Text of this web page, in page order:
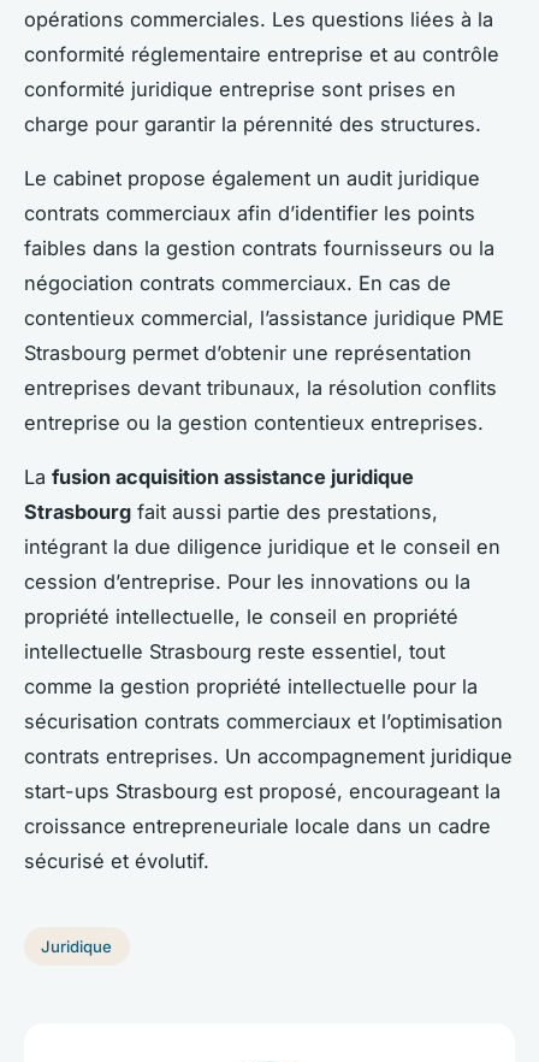
opérations commerciales. Les questions liées à la
conformité réglementaire entreprise et au contrôle
conformité juridique entreprise sont prises en
charge pour garantir la pérennité des structures.
Le cabinet propose également un audit juridique
contrats commerciaux afin d’identifier les points
faibles dans la gestion contrats fournisseurs ou la
négociation contrats commerciaux. En cas de
contentieux commercial, l’assistance juridique PME
Strasbourg permet d’obtenir une représentation
entreprises devant tribunaux, la résolution conflits
entreprise ou la gestion contentieux entreprises.
La fusion acquisition assistance juridique
Strasbourg fait aussi partie des prestations,
intégrant la due diligence juridique et le conseil en
cession d’entreprise. Pour les innovations ou la
propriété intellectuelle, le conseil en propriété
intellectuelle Strasbourg reste essentiel, tout
comme la gestion propriété intellectuelle pour la
sécurisation contrats commerciaux et l’optimisation
contrats entreprises. Un accompagnement juridique
start-ups Strasbourg est proposé, encourageant la
croissance entrepreneuriale locale dans un cadre
sécurisé et évolutif.
Juridique